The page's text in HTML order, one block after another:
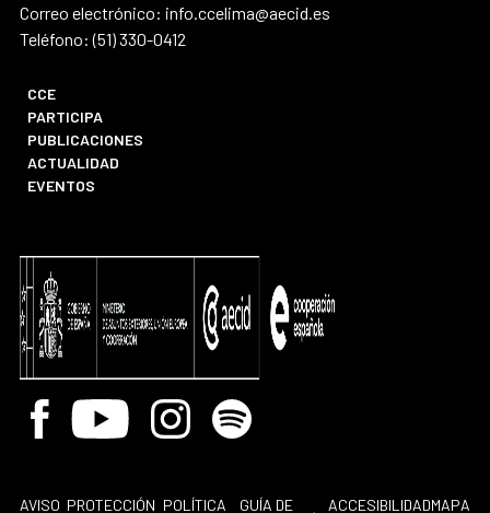
Correo electrónico: info.ccelima@aecid.es
Teléfono: (51) 330-0412
CCE
PARTICIPA
PUBLICACIONES
ACTUALIDAD
EVENTOS
Facebook
Youtube InstagramSpotify
AVISO PROTECCIÓN POLÍTICA
GUÍA DE
ACCESIBILIDADMAPA